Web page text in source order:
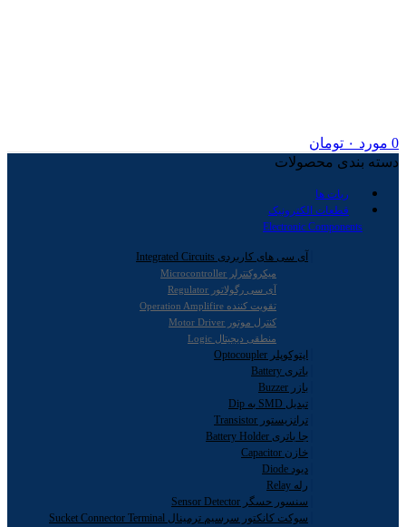
0 مورد ۰ تومان
دسته بندی محصولات
ربات ها
قطعات الکترونیک
Electronic Components
آی سی های کاربردی Integrated Circuits
میکروکنترلر Microcontroller
آی سی رگولاتور Regulator
تقویت کننده Operation Amplifire
کنترل موتور Motor Driver
منطقی دیجیتال Logic
اپتوکوپلر Optocoupler
باتری Battery
بازر Buzzer
تبدیل SMD به Dip
ترانزیستور Transistor
جا باتری Battery Holder
خازن Capacitor
دیود Diode
رله Relay
سنسور حسگر Sensor Detector
سوکت کانکتور سرسیم ترمینال Sucket Connector Terminal